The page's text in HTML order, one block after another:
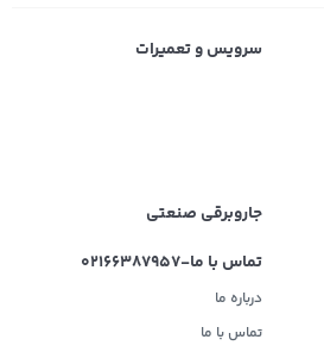
سرویس و تعمیرات
جاروبرقی صنعتی
تماس با ما-02166387957
درباره ما
تماس با ما